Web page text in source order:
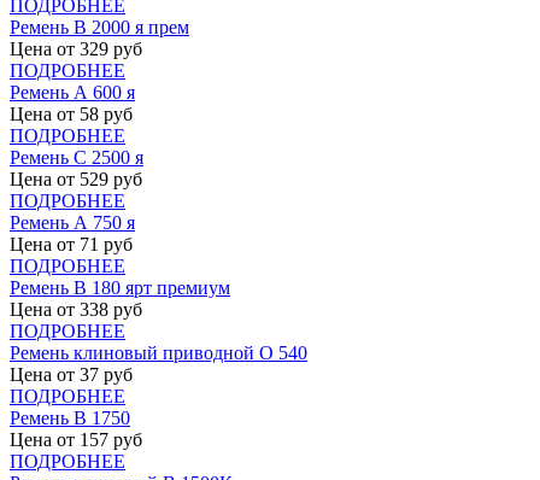
ПОДРОБНЕЕ
Ремень В 2000 я прем
Цена от 329 руб
ПОДРОБНЕЕ
Ремень А 600 я
Цена от 58 руб
ПОДРОБНЕЕ
Ремень С 2500 я
Цена от 529 руб
ПОДРОБНЕЕ
Ремень А 750 я
Цена от 71 руб
ПОДРОБНЕЕ
Ремень В 180 ярт премиум
Цена от 338 руб
ПОДРОБНЕЕ
Ремень клиновый приводной О 540
Цена от 37 руб
ПОДРОБНЕЕ
Ремень В 1750
Цена от 157 руб
ПОДРОБНЕЕ